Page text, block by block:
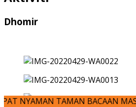
Dhomir
TAMAN BACAAN MASA